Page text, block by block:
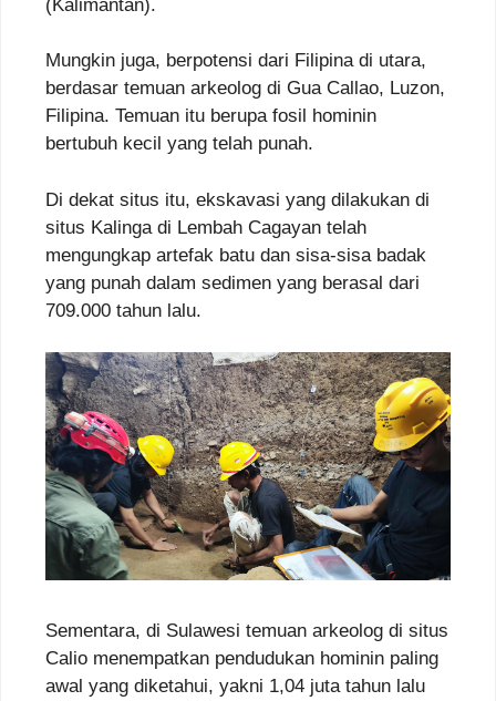
(Kalimantan).
Mungkin juga, berpotensi dari Filipina di utara,
berdasar temuan arkeolog di Gua Callao, Luzon,
Filipina. Temuan itu berupa fosil hominin
bertubuh kecil yang telah punah.
Di dekat situs itu, ekskavasi yang dilakukan di
situs Kalinga di Lembah Cagayan telah
mengungkap artefak batu dan sisa-sisa badak
yang punah dalam sedimen yang berasal dari
709.000 tahun lalu.
Sementara, di Sulawesi temuan arkeolog di situs
Calio menempatkan pendudukan hominin paling
awal yang diketahui, yakni 1,04 juta tahun lalu